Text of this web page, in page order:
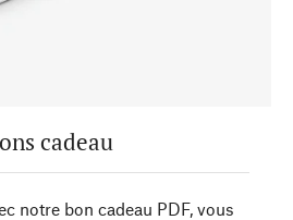
cadeau
notre bon cadeau PDF, vous